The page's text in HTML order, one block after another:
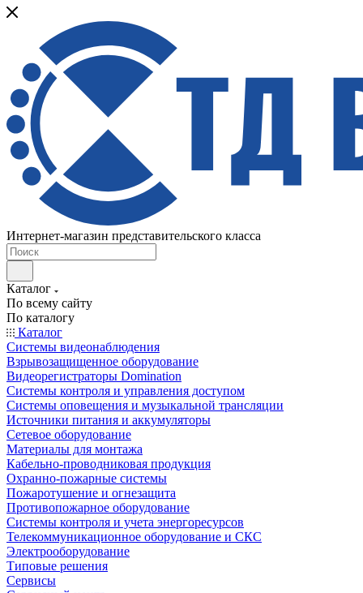
Интернет-магазин представительского класса
Каталог
По всему сайту
По каталогу
Каталог
Системы видеонаблюдения
Взрывозащищенное оборудование
Видеорегистраторы Domination
Системы контроля и управления доступом
Системы оповещения и музыкальной трансляции
Источники питания и аккумуляторы
Сетевое оборудование
Материалы для монтажа
Кабельно-проводниковая продукция
Охранно-пожарные системы
Пожаротушение и огнезащита
Противопожарное оборудование
Системы контроля и учета энергоресурсов
Телекоммуникационное оборудование и СКС
Электрооборудование
Типовые решения
Сервисы